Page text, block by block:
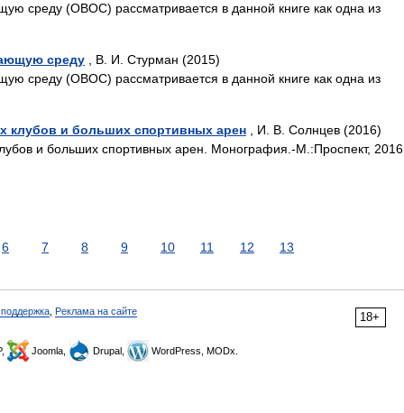
среду (ОВОС) рассматривается в данной книге как одна из
среду , В. И. Стурман (2015)
среду (ОВОС) рассматривается в данной книге как одна из
клубов и больших спортивных арен , И. В. Солнцев (2016)
и больших спортивных арен. Монография.-М.:Проспект, 2016
6 7 8 9 10 11 12 13
18+
Реклама на сайте
Joomla, Drupal, WordPress, MODx.